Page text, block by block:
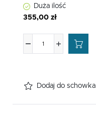
Duża ilość
355,00 zł
Dodaj do schowka